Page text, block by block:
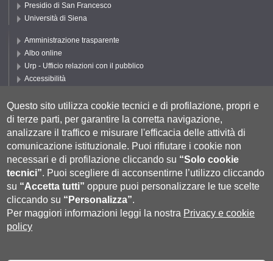
Presidio di San Francesco
Università di Siena
Amministrazione trasparente
Albo online
Urp - Ufficio relazioni con il pubblico
Accessibilità
Cookie settings
Segui DEPS
Questo sito utilizza cookie tecnici e di profilazione, propri e
di terze parti, per garantire la corretta navigazione,
analizzare il traffico e misurare l'efficacia delle attività di
comunicazione istituzionale. Puoi rifiutare i cookie non
necessari e di profilazione cliccando su “Solo cookie
tecnici”. Puoi scegliere di acconsentirne l’utilizzo cliccando
su “Accetta tutti” oppure puoi personalizzare le tue scelte
cliccando su “Personalizza”.
Per maggiori informazioni leggi la nostra Privacy e cookie
policy